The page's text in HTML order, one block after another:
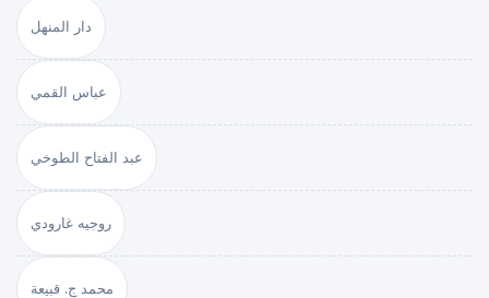
دار المنهل
عباس القمي
عبد الفتاح الطوخي
روجيه غارودي
محمد ج. قبيعة